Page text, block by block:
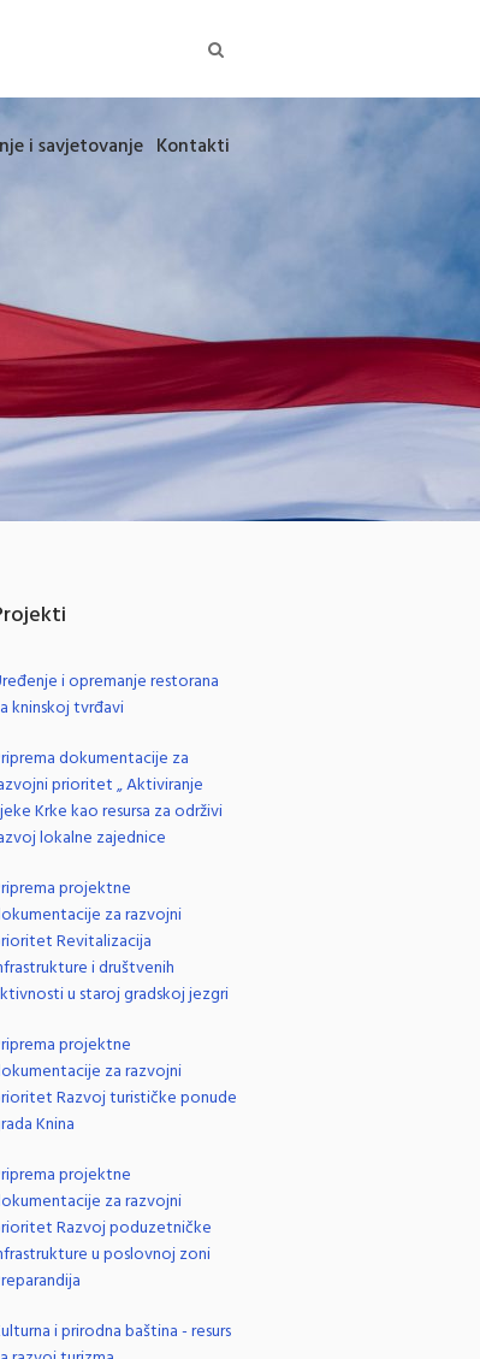
i savjetovanje Kontakti
i opremanje restorana
kninskoj tvrđavi
dokumentacije za
prioritet „ Aktiviranje
Krke kao resursa za održivi
lokalne zajednice
projektne
za razvojni
Revitalizacija
i društvenih
u staroj gradskoj jezgri
projektne
za razvojni
Razvoj turističke ponude
Knina
projektne
za razvojni
Razvoj poduzetničke
u poslovnoj zoni
i prirodna baština - resurs